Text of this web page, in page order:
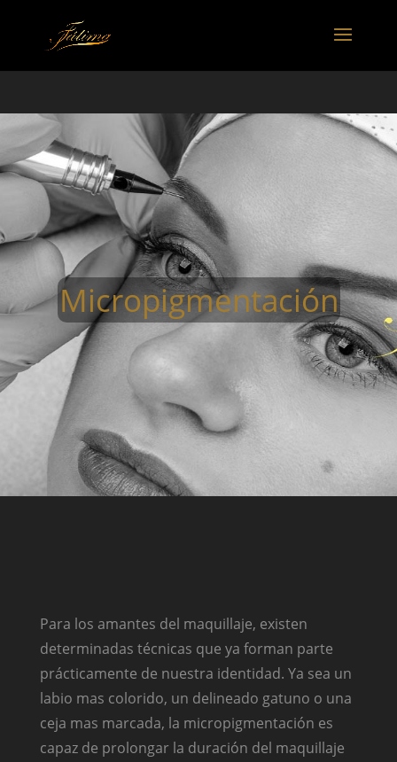
Micropigmentación
Para los amantes del maquillaje, existen
determinadas técnicas que ya forman parte
prácticamente de nuestra identidad. Ya sea un
labio mas colorido, un delineado gatuno o una
ceja mas marcada, la micropigmentación es
capaz de prolongar la duración del maquillaje